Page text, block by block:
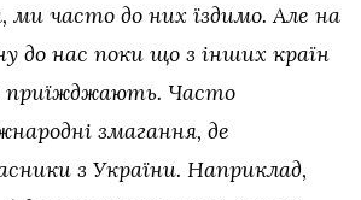
ми часто до них їздимо. Але на
до нас поки що з інших країн
приїжджають. Часто
змагання, де
з України. Наприклад,